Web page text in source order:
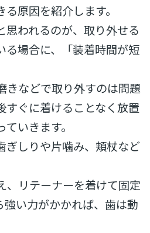
原因を紹介します。
思われるのが、取り外せる
る場合に、「装着時間が短
きなどで取り外すのは問題
すぐに着けることなく放置
いきます。
ぎしりや片噛み、頬杖など
、リテーナーを着けて固定
強い力がかかれば、歯は動